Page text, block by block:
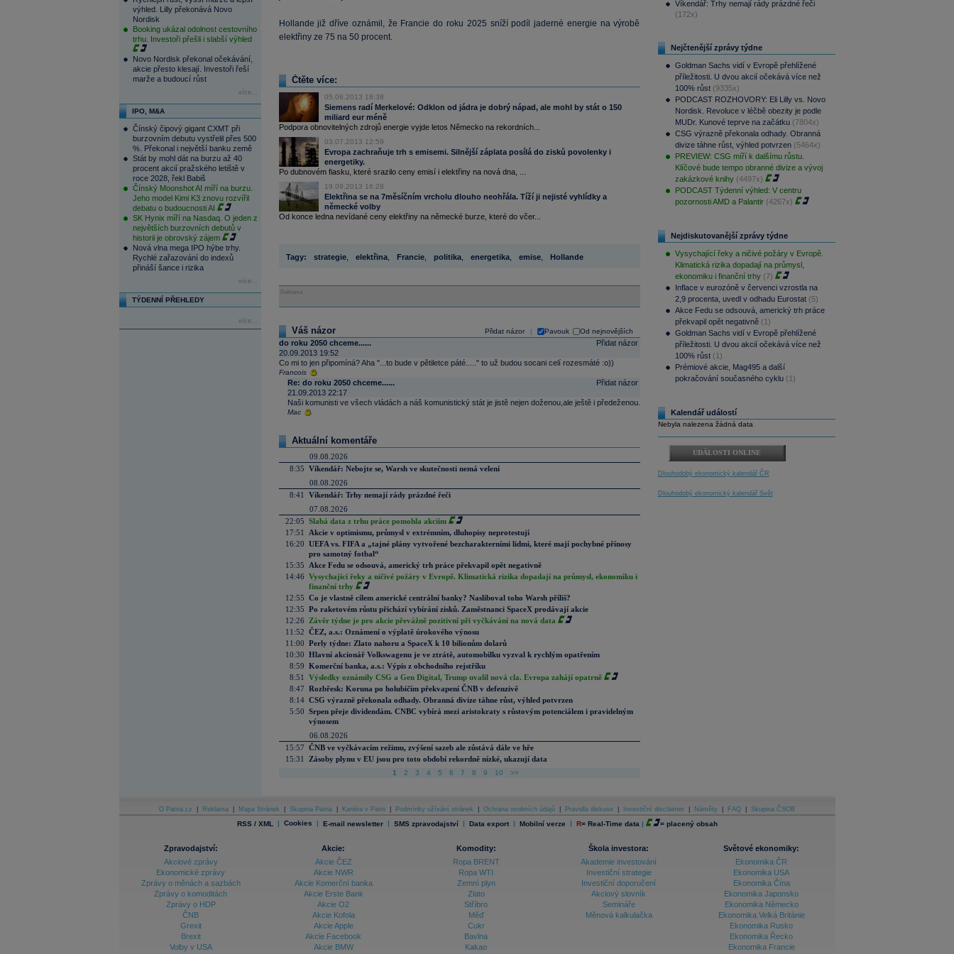
výhled. Lilly překonává Novo
Nordisk
Booking ukázal odolnost cestovního
trhu. Investoři přešli i slabší výhled
Novo Nordisk překonal očekávání,
akcie přesto klesají. Investoři řeší
marže a budoucí růst
více...
IPO, M&A
Čínský čipový gigant CXMT při
burzovním debutu vystřelil přes 500
%. Překonal i největší banku země
Stát by mohl dát na burzu až 40
procent akcií pražského letiště v
roce 2028, řekl Babiš
Čínský Moonshot AI míří na burzu.
Jeho model Kimi K3 znovu rozvířil
debatu o budoucnosti AI
SK Hynix míří na Nasdaq. O jeden z
největších burzovních debutů v
historii je obrovský zájem
Nová vlna mega IPO hýbe trhy.
Rychlé zařazování do indexů
přináší šance i rizika
více...
TÝDENNÍ PŘEHLEDY
více...
Hollande již dříve oznámil, že Francie do roku 2025 sníží podíl jaderné energie na výrobě
elektřiny ze 75 na 50 procent.
Čtěte více:
05.06.2013 18:38
Siemens radí Merkelové: Odklon od jádra je dobrý nápad, ale mohl by stát o 150
miliard eur méně
Podpora obnovitelných zdrojů energie vyjde letos Německo na rekordních...
03.07.2013 12:59
Evropa zachraňuje trh s emisemi. Silnější záplata posílá do zisků povolenky i
energetiky.
Po dubnovém fiasku, které srazilo ceny emisí i elektřiny na nová dna, ...
19.09.2013 16:28
Elektřina se na 7měsíčním vrcholu dlouho neohřála. Tíží ji nejisté vyhlídky a
německé volby
Od konce ledna nevídané ceny elektřiny na německé burze, které do včer...
Tagy: strategie, elektřina, Francie, politika, energetika, emise, Hollande
Reklama
Přidat názor Pavouk Od nejnovějších
Váš názor
Přidat názor
do roku 2050 chceme......
20.09.2013 19:52
Co mi to jen připomíná? Aha "...to bude v pětiletce páté....." to už budou socani celí rozesmáté :o))
Francois
Přidat názor
Re: do roku 2050 chceme......
21.09.2013 22:17
Naši komunisti ve všech vládách a náš komunistický stát je jistě nejen doženou,ale ještě i předeženou.
Mac
Aktuální komentáře
09.08.2026
8:35 Víkendář: Nebojte se, Warsh ve skutečnosti nemá velení
08.08.2026
8:41
Víkendář: Trhy nemají rády prázdné řeči
07.08.2026
22:05 Slabá data z trhu práce pomohla akciím
17:51
Akcie v optimismu, průmysl v extrémním, dluhopisy neprotestují
16:20 UEFA vs. FIFA a „tajné plány vytvořené bezcharakterními lidmi, které mají pochybné přínosy
pro samotný fotbal“
15:35
Akce Fedu se odsouvá, americký trh práce překvapil opět negativně
14:46 Vysychající řeky a ničivé požáry v Evropě. Klimatická rizika dopadají na průmysl, ekonomiku i
finanční trhy
12:55 Co je vlastně cílem americké centrální banky? Nasliboval toho Warsh příliš?
12:35 Po raketovém růstu přichází vybírání zisků. Zaměstnanci SpaceX prodávají akcie
12:26
Závěr týdne je pro akcie převážně pozitivní při vyčkávání na nová data
11:52 ČEZ, a.s.: Oznámení o výplatě úrokového výnosu
11:00 Perly týdne: Zlato nahoru a SpaceX k 10 bilionům dolarů
10:30 Hlavní akcionář Volkswagenu je ve ztrátě, automobilku vyzval k rychlým opatřením
8:59 Komerční banka, a.s.: Výpis z obchodního rejstříku
8:51
Výsledky oznámily CSG a Gen Digital, Trump uvalil nová cla. Evropa zahájí opatrně
8:47 Rozbřesk: Koruna po holubičím překvapení ČNB v defenzivě
8:14 CSG výrazně překonala odhady. Obranná divize táhne růst, výhled potvrzen
5:50 Srpen přeje dividendám. CNBC vybírá mezi aristokraty s růstovým potenciálem i pravidelným
výnosem
06.08.2026
15:57 ČNB ve vyčkávacím režimu, zvýšení sazeb ale zůstává dále ve hře
15:31
Zásoby plynu v EU jsou pro toto období rekordně nízké, ukazují data
1 2 3 4 5 6 7 8 9 10 >>
Víkendář: Trhy nemají rády prázdné řeči
(172x)
Nejčtenější zprávy týdne
Goldman Sachs vidí v Evropě přehlížené
příležitosti. U dvou akcií očekává více než
100% růst (9335x)
PODCAST ROZHOVORY: Eli Lilly vs. Novo
Nordisk. Revoluce v léčbě obezity je podle
MUDr. Kunové teprve na začátku (7804x)
CSG výrazně překonala odhady. Obranná
divize táhne růst, výhled potvrzen (5464x)
PREVIEW: CSG míří k dalšímu růstu.
Klíčové bude tempo obranné divize a vývoj
zakázkové knihy (4497x)
PODCAST Týdenní výhled: V centru
pozornosti AMD a Palantir (4267x)
Nejdiskutovanější zprávy týdne
Vysychající řeky a ničivé požáry v Evropě.
Klimatická rizika dopadají na průmysl,
ekonomiku i finanční trhy (7)
Inflace v eurozóně v červenci vzrostla na
2,9 procenta, uvedl v odhadu Eurostat (5)
Akce Fedu se odsouvá, americký trh práce
překvapil opět negativně (1)
Goldman Sachs vidí v Evropě přehlížené
příležitosti. U dvou akcií očekává více než
100% růst (1)
Prémiové akcie, Mag495 a další
pokračování současného cyklu (1)
Kalendář událostí
Nebyla nalezena žádná data
UDÁLOSTI ONLINE
Dlouhodobý ekonomický kalendář ČR
Dlouhodobý ekonomický kalendář Svět
O Patria.cz Reklama Mapa Stránek Skupina Patria Kariéra v Patrii Podmínky užívání stránek Ochrana osobních údajů Pravidla diskuse Investiční disclaimer Náměty FAQ Skupina ČSOB
RSS / XML | Cookies | E-mail newsletter | SMS zpravodajství | Data export | Mobilní verze | R= Real-Time data | = placený obsah
Zpravodajství:
Akciové zprávy
Ekonomické zprávy
Zprávy o měnách a sazbách
Zprávy o komoditách
Zprávy o HDP
ČNB
Grexit
Brexit
Volby v USA
Akcie:
Akcie ČEZ
Akcie NWR
Akcie Komerční banka
Akcie Erste Bank
Akcie O2
Akcie Kofola
Akcie Apple
Akcie Facebook
Akcie BMW
Komodity:
Ropa BRENT
Ropa WTI
Zemní plyn
Zlato
Stříbro
Měď
Cukr
Bavlna
Kakao
Škola investora:
Akademie investování
Investiční strategie
Investiční doporučení
Akciový slovník
Semináře
Měnová kalkulačka
Světové ekonomiky:
Ekonomika ČR
Ekonomika USA
Ekonomika Čína
Ekonomika Japonsko
Ekonomika Německo
Ekonomika Velká Británie
Ekonomika Rusko
Ekonomika Řecko
Ekonomika Francie